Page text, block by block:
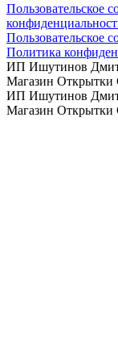
Пользовательское
Пользовательское
Политика
ИП Ишутинов
Магазин
ИП Ишутинов
Магазин